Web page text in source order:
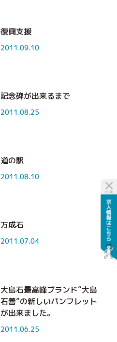
復興支援
2011.09.10
記念碑が出来るまで
2011.08.25
道の駅
2011.08.10
万成石
2011.07.04
大島石最高峰ブランド“大島
石善”の新しいパンフレット
が出来ました。
2011.06.25